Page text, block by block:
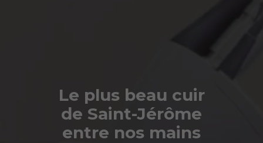
Le plus beau cuir
de Saint-Jérôme
entre nos mains